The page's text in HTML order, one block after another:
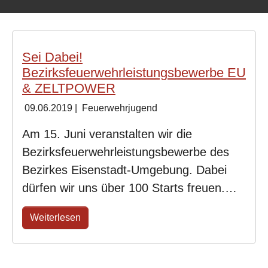
Sei Dabei!
Bezirksfeuerwehrleistungsbewerbe EU
& ZELTPOWER
09.06.2019 Feuerwehrjugend
Am 15. Juni veranstalten wir die
Bezirksfeuerwehrleistungsbewerbe des
Bezirkes Eisenstadt-Umgebung. Dabei
dürfen wir uns über 100 Starts freuen.…
Weiterlesen